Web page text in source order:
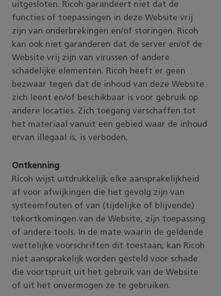
uitgesloten. Ricoh garandeert niet dat de
functies of toepassingen in deze Website vrij
zijn van onderbrekingen en/of storingen. Ricoh
kan ook niet garanderen dat de server en/of de
Website vrij zijn van virussen of andere
schadelijke elementen. Ricoh heeft er geen
bezwaar tegen dat de inhoud van deze Website
zich leent en/of beschikbaar is voor gebruik op
andere locaties. Zich toegang verschaffen tot
het materiaal vanuit een gebied waar de inhoud
ervan illegaal is, is verboden.
Ontkenning
Ricoh wijst uitdrukkelijk elke aansprakelijkheid
af voor afwijkingen die het gevolg zijn van
systeemfouten of van (tijdelijke of blijvende)
tekortkomingen van de Website, zijn toepassing
of andere tools. In de mate waarin de geldende
wettelijke voorschriften dit toestaan, kan Ricoh
niet aansprakelijk worden gesteld voor schade
die voortspruit uit het gebruik van de Website
of uit het onvermogen ze te gebruiken.